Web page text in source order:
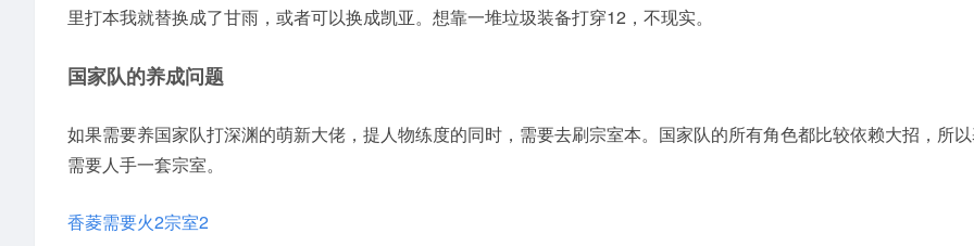
里打本我就替换成了甘雨，或者可以换成凯亚。想靠一堆垃圾装备打穿12，不现实。
国家队的养成问题
如果需要养国家队打深渊的萌新大佬，提人物练度的同时，需要去刷宗室本。国家队的所有角色都比较依赖大招，所
需要人手一套宗室。
香菱需要火2宗室2